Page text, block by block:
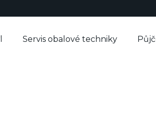
Servis obalové techniky